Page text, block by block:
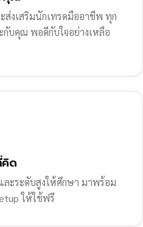
งเสริมนักเทรดมืออาชีพ ทุก
บคุณ พอดีกับใจอย่างเหลือ
คิด
ะระดับสูงให้ศึกษา มาพร้อม
ให้ใช้ฟรี